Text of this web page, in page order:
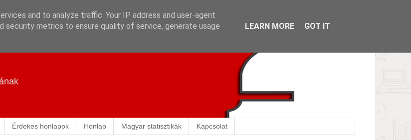
Érdekes honlapok Honlap Magyar statisztikák Kapcsolat
and to analyze traffic. Your IP address and user-agent
security metrics to ensure quality of service, generate usage
LEARN MORE GOT IT